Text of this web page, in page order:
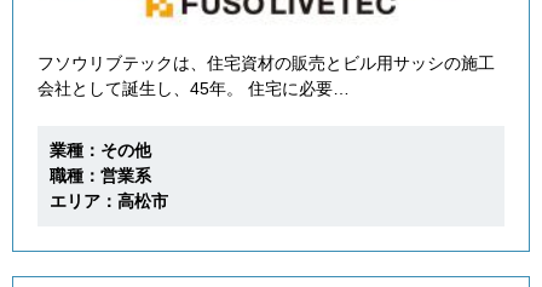
フソウリブテックは、住宅資材の販売とビル用サッシの施工
会社として誕生し、45年。 住宅に必要…
業種：その他
職種：営業系
エリア：高松市